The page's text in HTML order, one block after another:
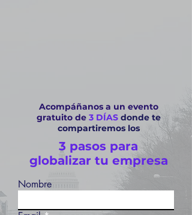
Acompáñanos a un evento
gratuito de 3 DÍAS donde te
compartiremos los
3 pasos para
globalizar tu empresa
Nombre